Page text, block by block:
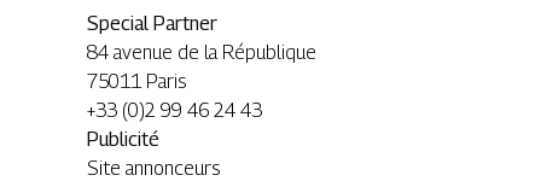
Special Partner
84 avenue de la République
75011 Paris
+33 (0)2 99 46 24 43
Publicité
Site annonceurs